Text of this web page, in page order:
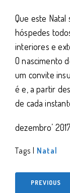
Que este Natal
hóspedes
interiores e
O nascimento
um convite
é e, a partir
de cada
dezembro’ 2017
Tags | Natal
PREVIOUS